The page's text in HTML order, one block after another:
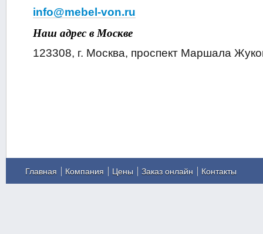
info@mebel-von.ru
Наш адрес в Москве
123308, г. Москва, проспект Маршала
Главная Компания Цены Заказ онлайн Контакты